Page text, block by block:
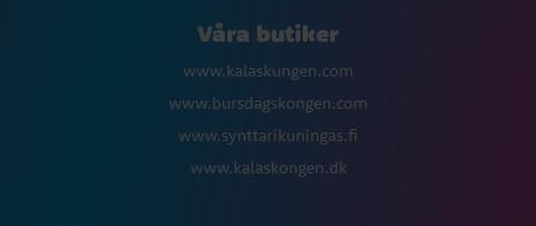
Våra butiker
www.kalaskungen.com
www.bursdagskongen.com
www.synttarikuningas.fi
www.kalaskongen.dk